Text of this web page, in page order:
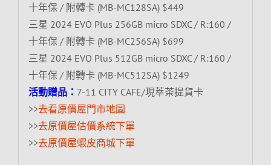
十年保 / 附轉卡 (MB-MC128SA) $449
三星 2024 EVO Plus 256GB micro SDXC / R:160 /
十年保 / 附轉卡 (MB-MC256SA) $699
三星 2024 EVO Plus 512GB micro SDXC / R:160 /
十年保 / 附轉卡 (MB-MC512SA) $1249
活動贈品： 7-11 CITY CAFE/現萃茶提貨卡
>>去看原價屋門市地圖
>>去原價屋估價系統下單
>>去原價屋蝦皮商城下單